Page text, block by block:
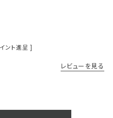
ント進呈 ]
レビューを見る